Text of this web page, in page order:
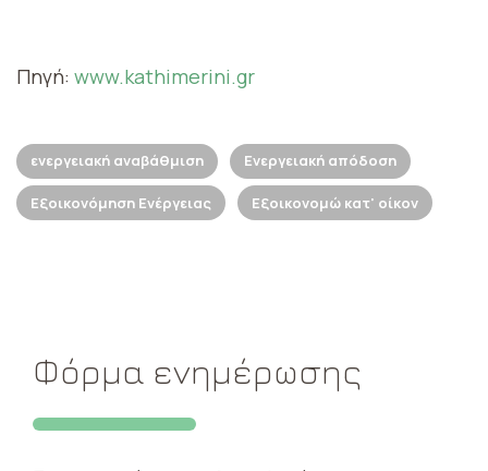
Πηγή: www.kathimerini.gr
ενεργειακή αναβάθμιση Ενεργειακή απόδοση
Εξοικονόμηση Ενέργειας Εξοικονομώ κατ' οίκον
Φόρμα ενημέρωσης